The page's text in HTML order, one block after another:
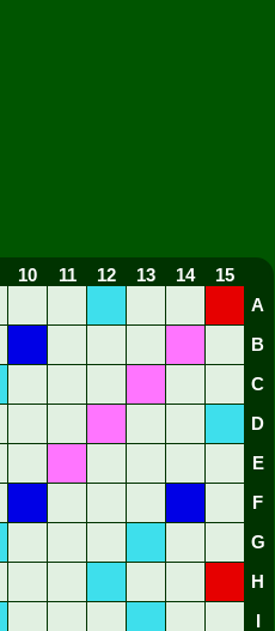
10 11 12 13 14
15
A
B
C
D
E
F
G
H